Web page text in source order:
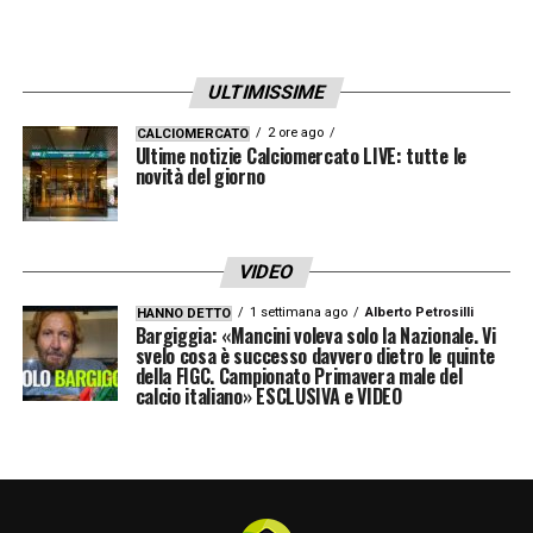
Sono felice di ritrovare il mister, con cui ho
già lavorato sia a Genova che a Torino: sa
bene cosa posso dare e allo stesso tempo
io conosco le sue richieste. Forza Cremo!
LA PLAYLIST DELLE NOSTRE TOP NEWS
ULTIMISSIME
CALCIOMERCATO 2 ore ago
Ultime notizie Calciomercato LIVE: tutte le
novità del giorno
VIDEO
HANNO DETTO 1 settimana ago Alberto Petrosilli
Bargiggia: «Mancini voleva solo la Nazionale. Vi
svelo cosa è successo davvero dietro le quinte
della FIGC. Campionato Primavera male del
calcio italiano» ESCLUSIVA e VIDEO